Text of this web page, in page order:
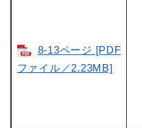
8-13ページ [PDF
ファイル／2.23MB]